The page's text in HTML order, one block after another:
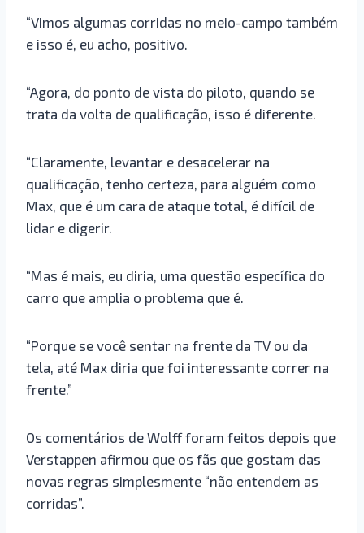
“Vimos algumas corridas no meio-campo também
e isso é, eu acho, positivo.
“Agora, do ponto de vista do piloto, quando se
trata da volta de qualificação, isso é diferente.
“Claramente, levantar e desacelerar na
qualificação, tenho certeza, para alguém como
Max, que é um cara de ataque total, é difícil de
lidar e digerir.
“Mas é mais, eu diria, uma questão específica do
carro que amplia o problema que é.
“Porque se você sentar na frente da TV ou da
tela, até Max diria que foi interessante correr na
frente.”
Os comentários de Wolff foram feitos depois que
Verstappen afirmou que os fãs que gostam das
novas regras simplesmente “não entendem as
corridas”.